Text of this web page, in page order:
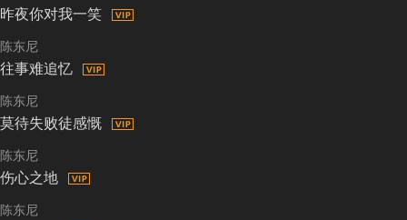
昨夜你对我一笑
陈东尼
往事难追忆
陈东尼
莫待失败徒感慨
陈东尼
伤心之地
陈东尼